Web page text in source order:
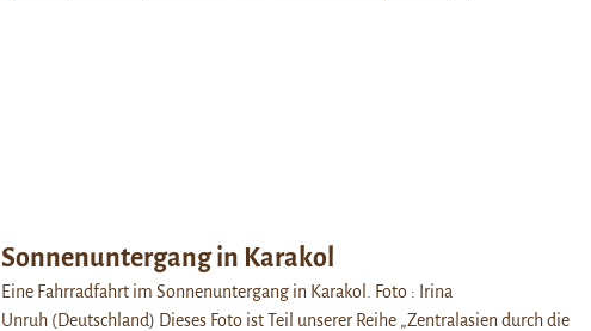
Sonnenuntergang in Karakol
Eine Fahrradfahrt im Sonnenuntergang in Karakol. Foto : Irina
Unruh (Deutschland) Dieses Foto ist Teil unserer Reihe „Zentralasien durch die